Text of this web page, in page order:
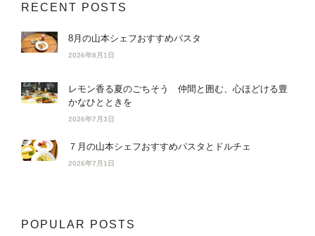
RECENT POSTS
8月の山本シェフおすすめパスタ
2026年8月1日
レモン香る夏のごちそう 仲間と囲む、心ほどける豊
かなひとときを
2026年7月3日
７月の山本シェフおすすめパスタとドルチェ
2026年7月1日
POPULAR POSTS